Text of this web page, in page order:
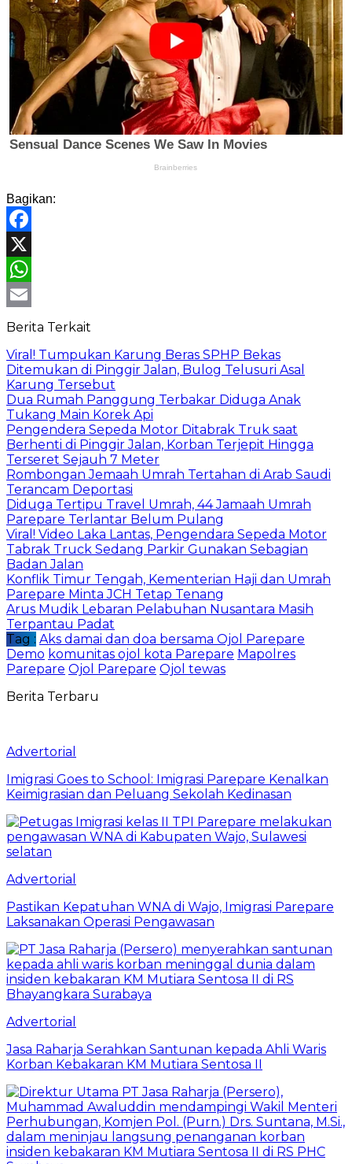
Bagikan:
Facebook
X
WhatsApp
Email
Berita Terkait
Viral! Tumpukan Karung Beras SPHP Bekas
Ditemukan di Pinggir Jalan, Bulog Telusuri Asal
Karung Tersebut
Dua Rumah Panggung Terbakar Diduga Anak
Tukang Main Korek Api
Pengendera Sepeda Motor Ditabrak Truk saat
Berhenti di Pinggir Jalan, Korban Terjepit Hingga
Terseret Sejauh 7 Meter
Rombongan Jemaah Umrah Tertahan di Arab Saudi
Terancam Deportasi
Diduga Tertipu Travel Umrah, 44 Jamaah Umrah
Parepare Terlantar Belum Pulang
Viral! Video Laka Lantas, Pengendara Sepeda Motor
Tabrak Truck Sedang Parkir Gunakan Sebagian
Badan Jalan
Konflik Timur Tengah, Kementerian Haji dan Umrah
Parepare Minta JCH Tetap Tenang
Arus Mudik Lebaran Pelabuhan Nusantara Masih
Terpantau Padat
Tag : Aks damai dan doa bersama Ojol Parepare
Demo komunitas ojol kota Parepare Mapolres
Parepare Ojol Parepare Ojol tewas
Berita Terbaru
Advertorial
Imigrasi Goes to School: Imigrasi Parepare Kenalkan
Keimigrasian dan Peluang Sekolah Kedinasan
Advertorial
Pastikan Kepatuhan WNA di Wajo, Imigrasi Parepare
Laksanakan Operasi Pengawasan
Advertorial
Jasa Raharja Serahkan Santunan kepada Ahli Waris
Korban Kebakaran KM Mutiara Sentosa II